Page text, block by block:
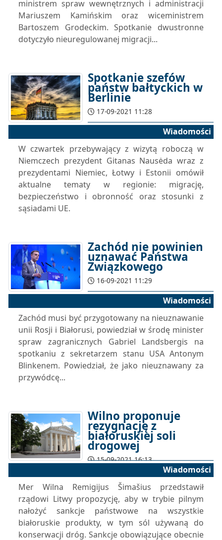
ministrem spraw wewnętrznych i administracji
Mariuszem Kamińskim oraz wiceministrem
Bartoszem Grodeckim. Spotkanie dwustronne
dotyczyło nieuregulowanej migracji...
Spotkanie szefów
państw bałtyckich w
Berlinie
17-09-2021 11:28
Wiadomości
W czwartek przebywający z wizytą roboczą w
Niemczech prezydent Gitanas Nausėda wraz z
prezydentami Niemiec, Łotwy i Estonii omówił
aktualne tematy w regionie: migrację,
bezpieczeństwo i obronność oraz stosunki z
sąsiadami UE.
Zachód nie powinien
uznawać Państwa
Związkowego
16-09-2021 11:29
Wiadomości
Zachód musi być przygotowany na nieuznawanie
unii Rosji i Białorusi, powiedział w środę minister
spraw zagranicznych Gabriel Landsbergis na
spotkaniu z sekretarzem stanu USA Antonym
Blinkenem. Powiedział, że jako nieuznawany za
przywódcę...
Wilno proponuje
rezygnację z
białoruskiej soli
drogowej
15-09-2021 16:13
Wiadomości
Mer Wilna Remigijus Šimašius przedstawił
rządowi Litwy propozycję, aby w trybie pilnym
nałożyć sankcje państwowe na wszystkie
białoruskie produkty, w tym sól używaną do
konserwacji dróg. Sankcje obowiązujące obecnie